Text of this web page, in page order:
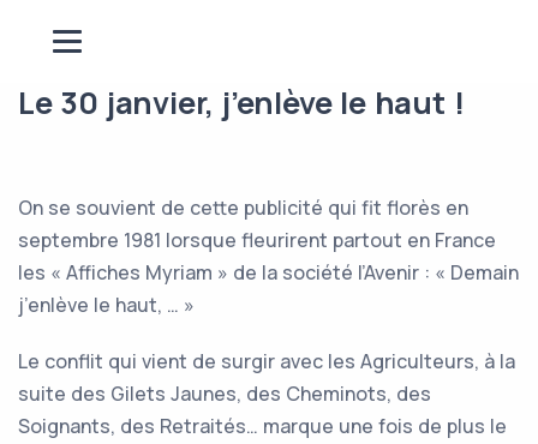
Le 30 janvier, j’enlève le haut !
On se souvient de cette publicité qui fit florès en
septembre 1981 lorsque fleurirent partout en France
les « Affiches Myriam » de la société l’Avenir : « Demain
j’enlève le haut, … »
Le conflit qui vient de surgir avec les Agriculteurs, à la
suite des Gilets Jaunes, des Cheminots, des
Soignants, des Retraités… marque une fois de plus le